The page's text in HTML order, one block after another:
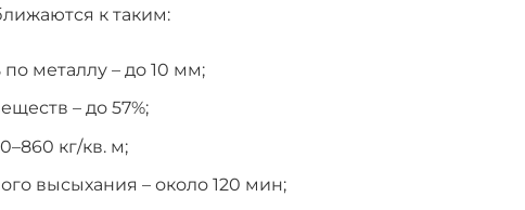
к таким:
по металлу – до 10 мм;
– до 57%;
кг/кв. м;
высыхания – около 120 мин;